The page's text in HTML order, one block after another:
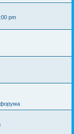
pm
форума